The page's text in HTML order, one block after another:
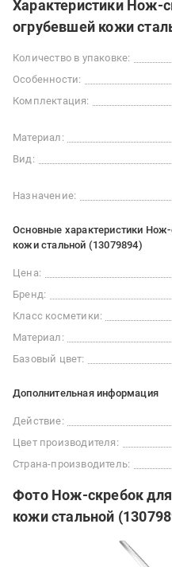
Характеристики Нож-
огрубевшей кожи
Количество в упаковке:
Особенности:
Комплектация:
Материал:
Вид:
Назначение:
Основные характеристики
кожи стальной (13079894)
Цена:
Бренд:
Класс косметики:
Материал:
Базовый цвет:
Дополнительная информация
Действие:
Цвет производителя:
Страна-производитель:
Фото Нож-скребок
кожи стальной